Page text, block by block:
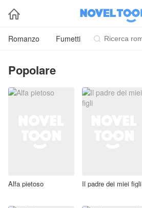

Romanzo Fumetti 
Popolare
Alfa pietoso Il padre dei miei figli